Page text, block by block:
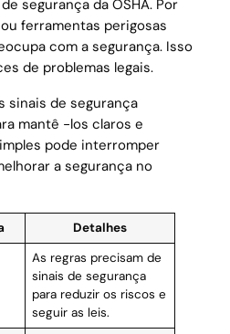
segurança da OSHA. Por
ferramentas perigosas
com a segurança. Isso
de problemas legais.
sinais de segurança
mantê -los claros e
pode interromper
a segurança no
Detalhes
As regras precisam de
sinais de segurança
para reduzir os riscos e
seguir as leis.